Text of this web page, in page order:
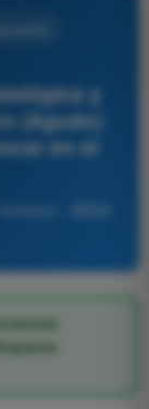
y
(Agudo)
en el